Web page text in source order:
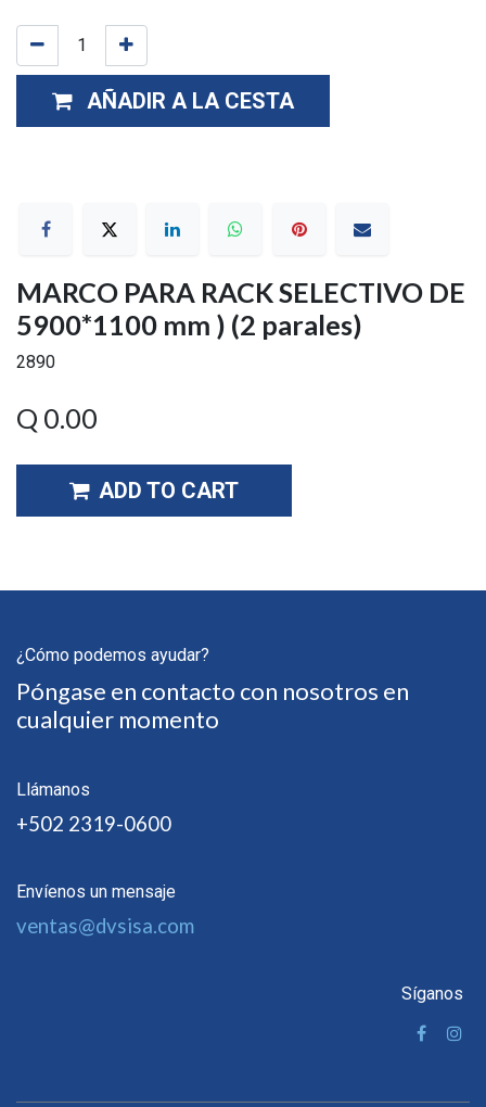
AÑADIR A LA CESTA
MARCO PARA RACK SELECTIVO DE
5900*1100 mm ) (2 parales)
2890
Q 0.00
ADD TO CART
¿Cómo podemos ayudar?
Póngase en contacto con nosotros en
cualquier momento
Llámanos
+502 2319-0600
Envíenos un mensaje
ventas@dvsisa.com
Síganos